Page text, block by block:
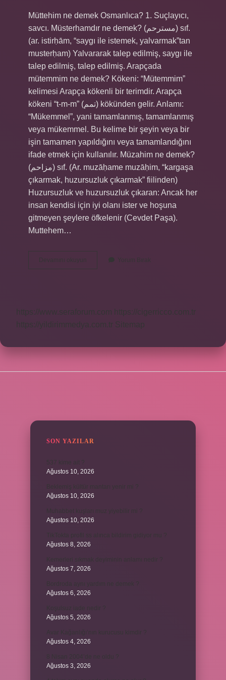
Müttehim ne demek Osmanlıca? 1. Suçlayıcı,
savcı. Müsterhamdır ne demek? (ﻣﺴﺘﺮﺣﻢ) sıf.
(ar. istirḥām, “saygı ile istemek, yalvarmak”tan
musterḥam) Yalvararak talep edilmiş, saygı ile
talep edilmiş, talep edilmiş. Arapçada
mütemmim ne demek? Kökeni: “Mütemmim”
kelimesi Arapça kökenli bir terimdir. Arapça
kökeni “t-m-m” (تمم) kökünden gelir. Anlamı:
“Mükemmel”, yani tamamlanmış, tamamlanmış
veya mükemmel. Bu kelime bir şeyin veya bir
işin tamamen yapıldığını veya tamamlandığını
ifade etmek için kullanılır. Müzahim ne demek?
(ﻣﺰﺍﺣﻢ) sıf. (Ar. muzāḥame muzāḥim, “kargaşa
çıkarmak, huzursuzluk çıkarmak” fiilinden)
Huzursuzluk ve huzursuzluk çıkaran: Ancak her
insan kendisi için iyi olanı ister ve hoşuna
gitmeyen şeylere öfkelenir (Cevdet Paşa).
Muttehem…
Devamını okuyun
Müttesim
Ne
Yorum Bırak
https://www.seraforum.com
https://cigerricco.com.tr
https://yildirimmedya.com.tr Sitemap
SON YAZILAR
Ağustos 10, 2026
Ağustos 10, 2026
Ağustos 10, 2026
Ağustos 8, 2026
Ağustos 7, 2026
Ağustos 6, 2026
Ağustos 5, 2026
Ağustos 4, 2026
Ağustos 3, 2026